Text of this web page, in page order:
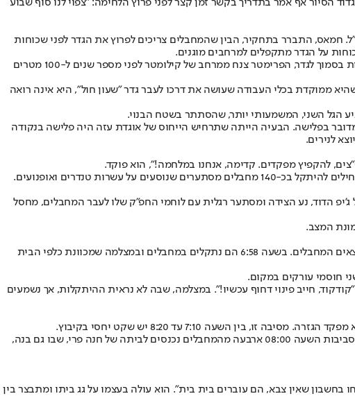
הסיור אף אמר בתדריך בקשר זמן קצר לפני פרוץ הלחימה: "צפוי לנו סוף שבוע
רבים מאוד מהם לכיוון מחנות צה"ל. חמאס, התברר בתחקיר, הבין שהמחבלים צריכים לפרוץ את הגדר לפני שכוחות
על הגדר מתקפלים למרחבים מוגנים.
בשעה 6:30, דקה בלבד לאחר מכן, מזהה תצפיתנית טרקטור חוצה את גבול הפרימטר. בשל החמרת הנחיות הפתיחה באש והאפשרת הפגנות בסמוך לגדר, הפרימטר צנח ממרחב של קילומטר לפני מספר שנים ל-100 מטרים
ממוקדת בכלי העבודה שעושה את דרכו לעבר גדר "שעון חול", היא אינה רואה
הגל השני, המשמעותי יותר, שהסתתר בשטח הבנוי.
בפלישה. הבעיה הייתה שתרחיש הייחוס של אוגדת עזה היה פלישה בנקודה
להקפיץ מפקדים. קדימה, אנחנו במלחמה!", הוא פוקד.
הכוחות שנכנסו למיגוניות ממהרים לשוב בחזרה לשטח. כשהם מגיעים לשטח שולט על הגבול ומיישרים בו קו על מנת למנוע חדירה, הם מתחילים להיתקל בכ-140 מחבלים מסתערים שנוסעים על עשרות טנדרים ואופנועים.
של ג'יפ הדוד, נע הצידה ומסתער רגלית עם לוחמי החפ"ק שלו לעבר המחבלים, מחסל
הוא מגיע דרך הגדר ההיקפית, אך נתקל בשטח השמדה ונע לאחור. לאחר מכן, החפ"ק פורק מהרכב ועובר דרך מחסות לכיוון המקום שבו נמצאים המחבלים. בשעה 6:58 הם נתקלים במחבלים ובמצלמה שמכוונת כלפי הבית
חוסמי עורקים במקום.
חייב פינוי דחוף עכשיו!". במצלמה, שבה לא נראית ההיתקלות, אך נשמעים
השעה 7:10 עד 8:20 יש שקט יחסי בקיבוץ.
שמונה המחבלים מתעסקים בכוח הצבאי ובג'יפ, בין היתר בתיאום מול עזה על כך שהם רוצים להכניס את הג'יפ פנימה מבלי שיירו עליהם. בסביבות השעה 08:00 ארבעה מהמחבלים נכנסים לביתה של חנה פרי, שבו גם בנה,
שאין צבא, הם עוברים בית בית". הוא עולה בעצמו על גג ביתו ומתבצר בין